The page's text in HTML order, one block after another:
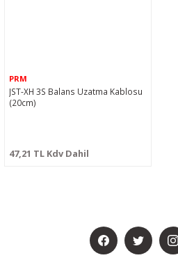
PRM
JST-XH 3S Balans Uzatma Kablosu
(20cm)
47,21 TL Kdv Dahil